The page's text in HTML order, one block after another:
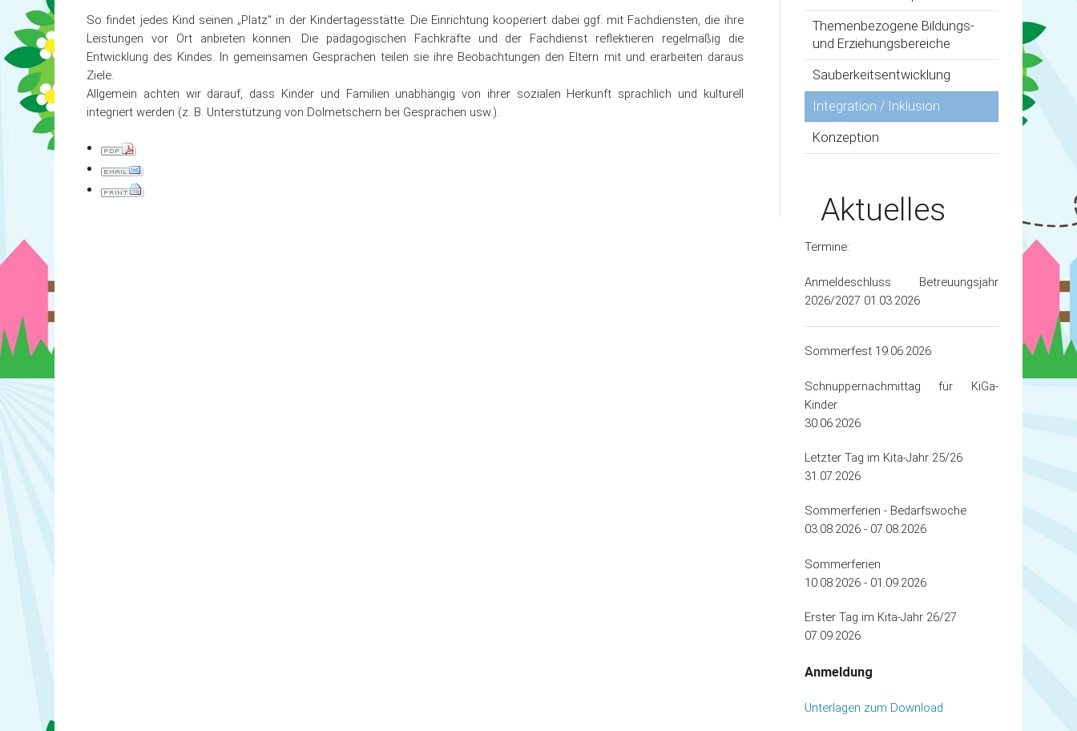
Kontakt Konzeption Qualitätssicherung
So findet jedes Kind seinen „Platz" in der Kindertagesstätte. Die Einrichtung kooperiert dabei ggf. mit Fachdiensten, die ihre
Leistungen vor Ort anbieten können. Die pädagogischen Fachkräfte und der Fachdienst reflektieren regelmäßig die
Entwicklung des Kindes. In gemeinsamen Gesprächen teilen sie ihre Beobachtungen den Eltern mit und erarbeiten daraus
Ziele.
Allgemein achten wir darauf, dass Kinder und Familien unabhängig von ihrer sozialen Herkunft sprachlich und kulturell
integriert werden (z. B. Unterstützung von Dolmetschern bei Gesprächen usw.).
Themenbezogene Bildungs-
und Erziehungsbereiche
Sauberkeitsentwicklung
Integration / Inklusion
Konzeption
Aktuelles
Termine:
Anmeldeschluss Betreuungsjahr
2026/2027 01.03.2026
Sommerfest 19.06.2026
Schnuppernachmittag für KiGa-
Kinder
30.06.2026
Letzter Tag im Kita-Jahr 25/26
31.07.2026
Sommerferien - Bedarfswoche
03.08.2026 - 07.08.2026
Sommerferien
10.08.2026 - 01.09.2026
Erster Tag im Kita-Jahr 26/27
07.09.2026
Anmeldung
Unterlagen zum Download